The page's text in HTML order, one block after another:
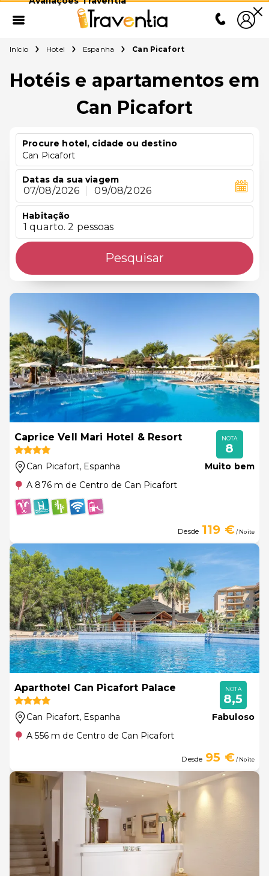
Início Hotel Espanha Can Picafort
Hotéis e apartamentos em
Can Picafort
Procure hotel, cidade ou destino
Can Picafort
Datas da sua viagem
07/08/2026 09/08/2026
Habitação
1 quarto. 2 pessoas
Pesquisar
Caprice Vell Mari Hotel & Resort
Can Picafort, Espanha
A 876 m de Centro de Can Picafort
NOTA
8
Muito bem
Desde 119 €/ Noite
Aparthotel Can Picafort Palace
Can Picafort, Espanha
A 556 m de Centro de Can Picafort
NOTA
8,5
Fabuloso
Desde 95 €/ Noite